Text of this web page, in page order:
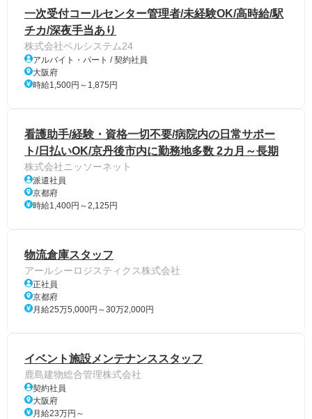
一次受付コールセンター管理者/未経験OK/高時給/駅
チカ/深夜手当あり
株式会社ベルシステム24
アルバイト・パート / 契約社員
大阪府
時給1,500円～1,875円
看護助手/経験・資格一切不要/病院内の日常サポー
ト/日払いOK/京丹後市内に勤務地多数 2カ月～長期
株式会社ニッソーネット
派遣社員
京都府
時給1,400円～2,125円
物流倉庫スタッフ
アールシーロジスティクス株式会社
正社員
京都府
月給25万5,000円～30万2,000円
イベント施設メンテナンススタッフ
鹿島建物総合管理株式会社
契約社員
大阪府
月給23万円～